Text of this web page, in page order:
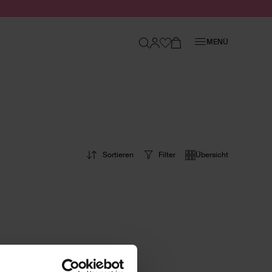
MENÜ
Filter Übersicht
Sortieren